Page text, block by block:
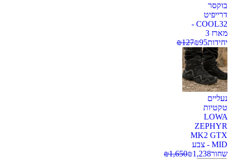
בוקסר
דרייפיט
COOL32 -
מארז 3
יחידות
₪95
₪127
נעליים
טקטיות
LOWA
ZEPHYR
MK2 GTX
MID - צבע
שחור
₪1,238
₪1,650